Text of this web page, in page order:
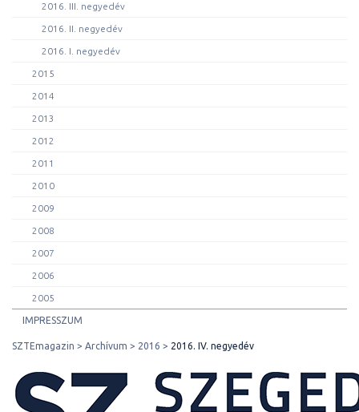
2016. III. negyedév
2016. II. negyedév
2016. I. negyedév
2015
2014
2013
2012
2011
2010
2009
2008
2007
2006
2005
IMPRESSZUM
SZTEmagazin Archívum 2016 2016. IV. negyedév